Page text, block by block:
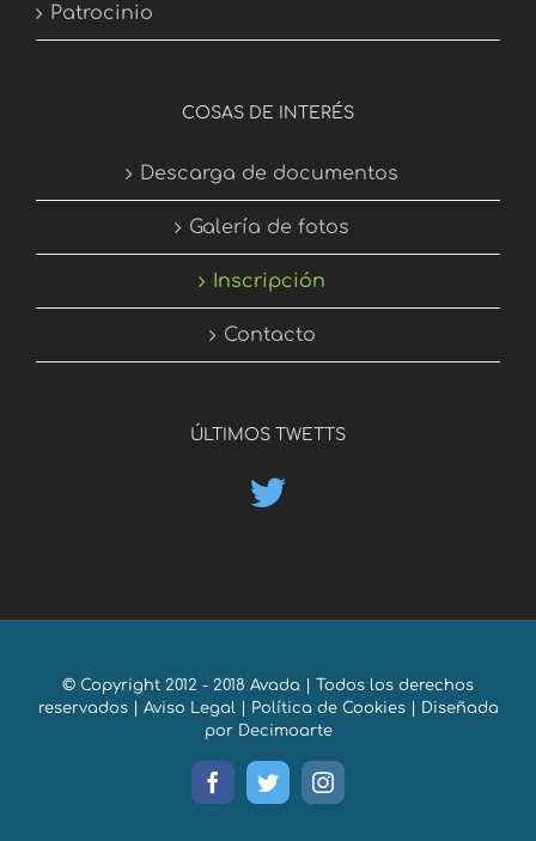
Patrocinio
COSAS DE INTERÉS
Descarga de documentos
Galería de fotos
Inscripción
Contacto
ÚLTIMOS TWETTS
© Copyright 2012 - 2018 Avada | Todos los derechos
reservados | Aviso Legal| Política de Cookies| Diseñada
por Decimoarte
FacebookTwitterInstagram